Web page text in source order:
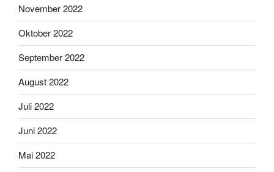
November 2022
Oktober 2022
September 2022
August 2022
Juli 2022
Juni 2022
Mai 2022